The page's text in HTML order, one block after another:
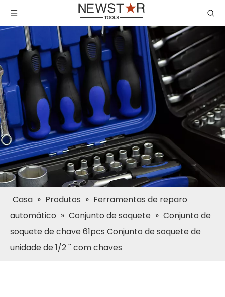
Casa » Produtos » Ferramentas de reparo
automático » Conjunto de soquete » Conjunto de
soquete de chave 61pcs Conjunto de soquete de
unidade de 1/2 '' com chaves